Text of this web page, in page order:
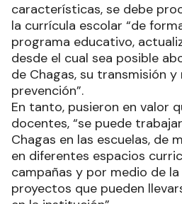
características, se debe
la currícula escolar “de
programa educativo,
desde el cual sea posible
de Chagas, su transmisión
prevención”.
En tanto, pusieron en valor
docentes, “se puede
Chagas en las escuelas, de
en diferentes espacios
campañas y por medio de
proyectos que pueden